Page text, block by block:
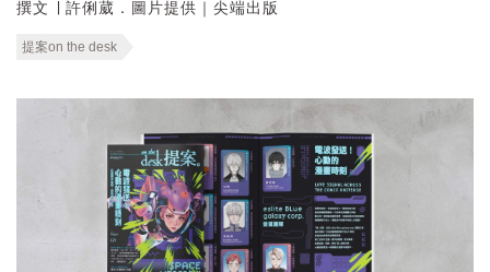
撰文 ∣ 許俐葳．圖片提供｜尖端出版
提案on the desk